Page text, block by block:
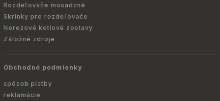
Rozdeľovače mosadzné
Skrinky pre rozdeľovače
Nerezové kotlové zostavy
Záložné zdroje
Obchodné podmienky
spôsob platby
reklamácie